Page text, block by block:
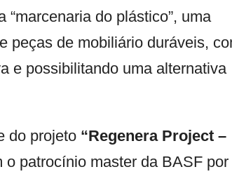
do plástico”, uma
peças de mobiliário duráveis,
e possibilitando uma alternativa
do projeto “Regenera Project –
o patrocínio master da BASF por